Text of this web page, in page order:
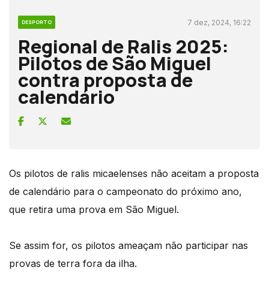
DESPORTO 7 dez, 2024, 16:22
Regional de Ralis 2025:
Pilotos de São Miguel
contra proposta de
calendário
Os pilotos de ralis micaelenses não aceitam a proposta
de calendário para o campeonato do próximo ano,
que retira uma prova em São Miguel.
Se assim for, os pilotos ameaçam não participar nas
provas de terra fora da ilha.